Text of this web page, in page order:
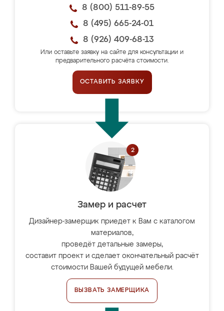
8 (800) 511-89-55
8 (495) 665-24-01
8 (926) 409-68-13
Или оставьте заявку на сайте для консультации и
предварительного расчёта стоимости.
ОСТАВИТЬ ЗАЯВКУ
Замер и расчет
Дизайнер-замерщик приедет к Вам с каталогом
материалов,
проведёт детальные замеры,
составит проект и сделает окончательный расчёт
стоимости Вашей будущей мебели.
ВЫЗВАТЬ ЗАМЕРЩИКА